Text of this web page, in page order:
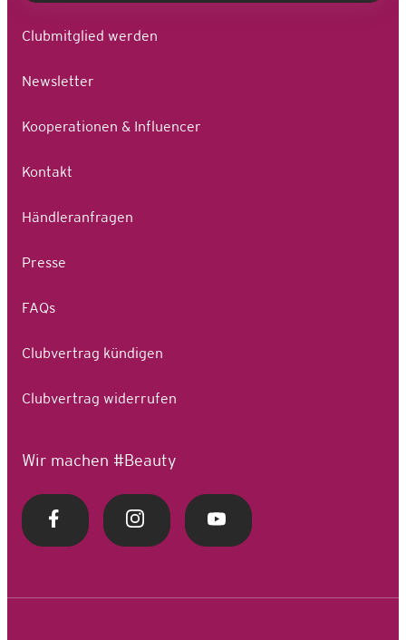
Clubmitglied werden
Newsletter
Kooperationen & Influencer
Kontakt
Händleranfragen
Presse
FAQs
Clubvertrag kündigen
Clubvertrag widerrufen
Wir machen #Beauty